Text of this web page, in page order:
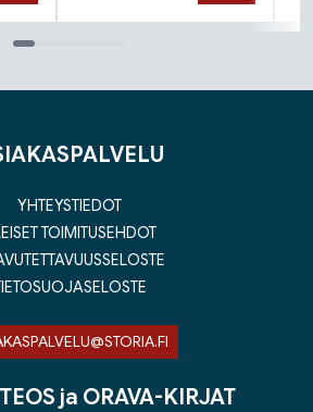
YHTEYSTIEDOT
TOIMITUSEHDOT
ja ORAVA-KIRJAT